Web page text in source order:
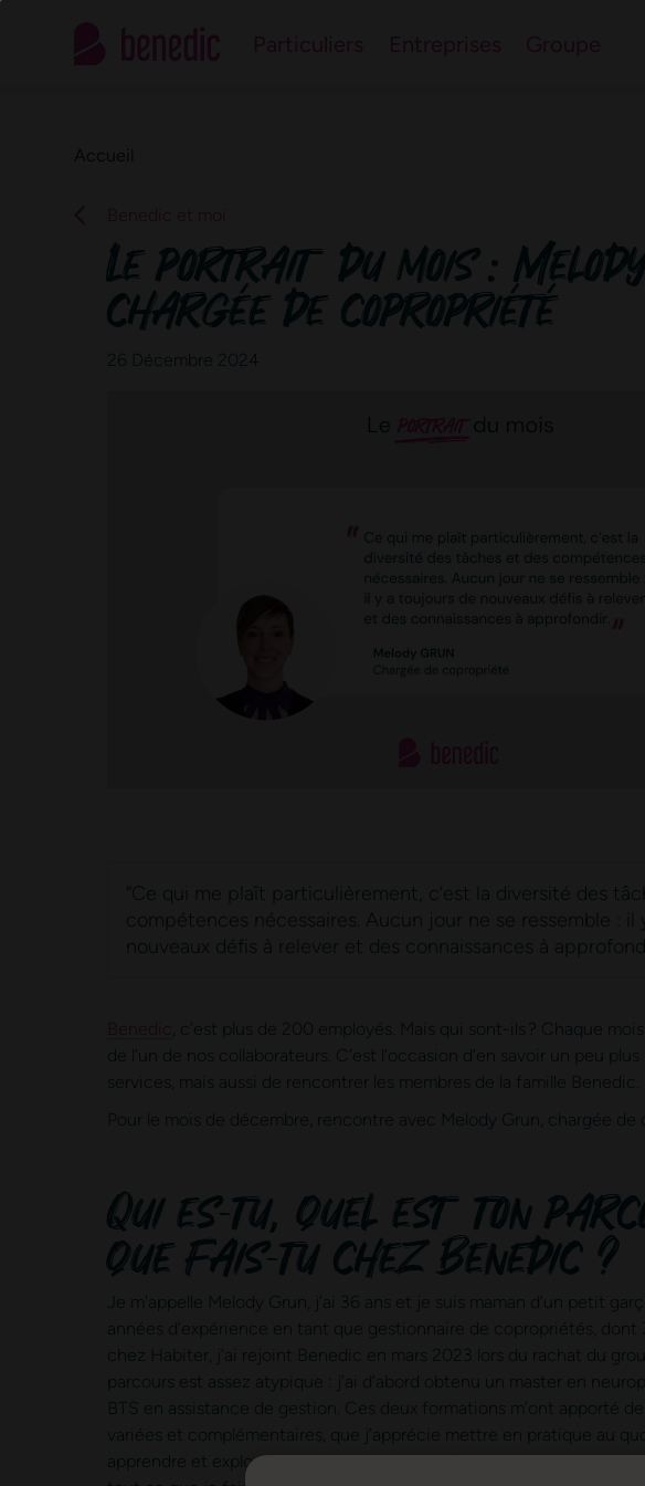
En soumettant ce formulaire, j’accepte que les informations saisies dans ce formulaire soient
* Veuillez renseigner au moins l’un des deux champs.
Accueil
Le portrait du mois :
chargée de copropriété
26 Décembre 2024
“Ce qui me plaît particulièrement, c’est la diversité des
compétences nécessaires. Aucun jour ne se ressemble : il
nouveaux défis à relever et des connaissances à
, c’est plus de 200 employés. Mais qui sont-ils ? Chaque
de l’un de nos collaborateurs. C’est l’occasion d’en savoir un peu
services, mais aussi de rencontrer les membres de la famille Benedic.
Pour le mois de décembre, rencontre avec Melody Grun, chargée de
Qui es-tu, quel est ton
que fais-tu chez Benedic ?
Je m'appelle Melody Grun, j’ai 36 ans et je suis maman d’un petit
années d’expérience en tant que gestionnaire de copropriétés, dont
chez Habiter, j’ai rejoint Benedic en mars 2023 lors du rachat du
parcours est assez atypique : j’ai d’abord obtenu un master en
BTS en assistance de gestion. Ces deux formations m’ont apporté
variées et complémentaires, que j’apprécie mettre en pratique au
apprendre et explorer de nouveaux savoirs, c’est une des raisons